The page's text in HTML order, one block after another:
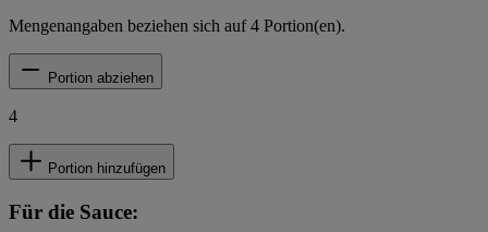
Mengenangaben beziehen sich auf4 Portion(en).
Portion abziehen
4
Portion hinzufügen
Für die Sauce: